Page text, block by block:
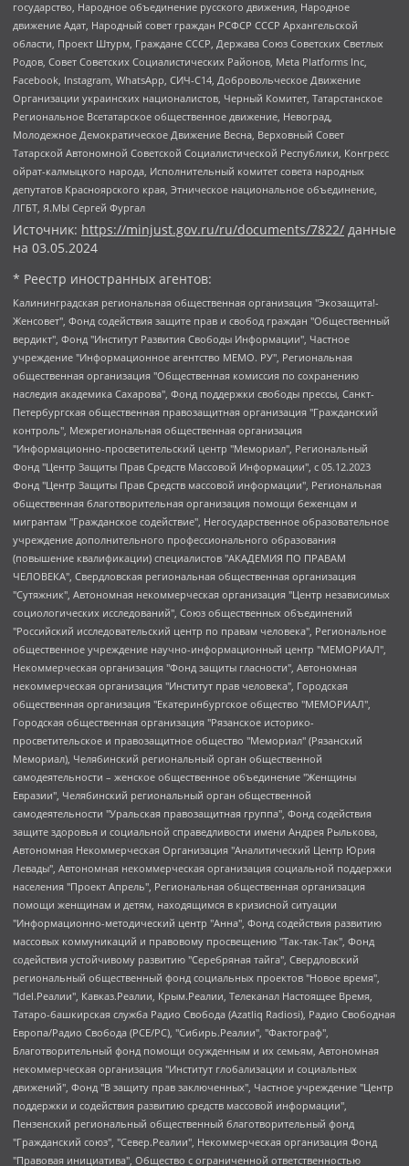
государство, Народное объединение русского движения, Народное
движение Адат, Народный совет граждан РСФСР СССР Архангельской
области, Проект Штурм, Граждане СССР, Держава Союз Советских Светлых
Родов, Совет Советских Социалистических Районов, Meta Platforms Inc,
Facebook, Instagram, WhatsApp, СИЧ-С14, Добровольческое Движение
Организации украинских националистов, Черный Комитет, Татарстанское
Региональное Всетатарское общественное движение, Невоград,
Молодежное Демократическое Движение Весна, Верховный Совет
Татарской Автономной Советской Социалистической Республики, Конгресс
ойрат-калмыцкого народа, Исполнительный комитет совета народных
депутатов Красноярского края, Этническое национальное объединение,
ЛГБТ, Я.МЫ Сергей Фургал
Источник: https://minjust.gov.ru/ru/documents/7822/ данные
на 03.05.2024
* Реестр иностранных агентов:
Калининградская региональная общественная организация "Экозащита!-Женсовет", Фонд содействия защите прав и свобод граждан "Общественный вердикт", Фонд "Институт Развития Свободы Информации", Частное учреждение "Информационное агентство МЕМО. РУ", Региональная общественная организация "Общественная комиссия по сохранению наследия академика Сахарова", Фонд поддержки свободы прессы, Санкт-Петербургская общественная правозащитная организация "Гражданский контроль", Межрегиональная общественная организация "Информационно-просветительский центр "Мемориал", Региональный Фонд "Центр Защиты Прав Средств Массовой Информации", с 05.12.2023 Фонд "Центр Защиты Прав Средств массовой информации", Региональная общественная благотворительная организация помощи беженцам и мигрантам "Гражданское содействие", Негосударственное образовательное учреждение дополнительного профессионального образования (повышение квалификации) специалистов "АКАДЕМИЯ ПО ПРАВАМ ЧЕЛОВЕКА", Свердловская региональная общественная организация "Сутяжник", Автономная некоммерческая организация "Центр независимых социологических исследований", Союз общественных объединений "Российский исследовательский центр по правам человека", Региональное общественное учреждение научно-информационный центр "МЕМОРИАЛ", Некоммерческая организация "Фонд защиты гласности", Автономная некоммерческая организация "Институт прав человека", Городская общественная организация "Екатеринбургское общество "МЕМОРИАЛ", Городская общественная организация "Рязанское историко-просветительское и правозащитное общество "Мемориал" (Рязанский Мемориал), Челябинский региональный орган общественной самодеятельности – женское общественное объединение "Женщины Евразии", Челябинский региональный орган общественной самодеятельности "Уральская правозащитная группа", Фонд содействия защите здоровья и социальной справедливости имени Андрея Рылькова, Автономная Некоммерческая Организация "Аналитический Центр Юрия Левады", Автономная некоммерческая организация социальной поддержки населения "Проект Апрель", Региональная общественная организация помощи женщинам и детям, находящимся в кризисной ситуации "Информационно-методический центр "Анна", Фонд содействия развитию массовых коммуникаций и правовому просвещению "Так-так-Так", Фонд содействия устойчивому развитию "Серебряная тайга", Свердловский региональный общественный фонд социальных проектов "Новое время", "Idel.Реалии", Кавказ.Реалии, Крым.Реалии, Телеканал Настоящее Время, Татаро-башкирская служба Радио Свобода (Azatliq Radiosi), Радио Свободная Европа/Радио Свобода (PCE/PC), "Сибирь.Реалии", "Фактограф", Благотворительный фонд помощи осужденным и их семьям, Автономная некоммерческая организация "Институт глобализации и социальных движений", Фонд "В защиту прав заключенных", Частное учреждение "Центр поддержки и содействия развитию средств массовой информации", Пензенский региональный общественный благотворительный фонд "Гражданский союз", "Север.Реалии", Некоммерческая организация Фонд "Правовая инициатива", Общество с ограниченной ответственностью "Радио Свободная Европа/Радио Свобода", Чешское информационное агентство "MEDIUM-ORIENT", Красноярская региональная общественная организация "Мы против СПИДа", Камалягин Денис Николаевич, Маркелов Сергей Евгеньевич, Пономарев Лев Александрович, Савицкая Людмила Алексеевна, Автономная некоммерческая организация "Центр по работе с проблемой насилия "НАСИЛИЮ.НЕТ", Межрегиональный профессиональный союз работников здравоохранения "Альянс врачей", Юридическое лицо, зарегистрированное в Латвийской Республике, SIA "Medusa Project" (регистрационный номер 40103797863, дата регистрации 10.06.2014), Некоммерческая организация "Фонд по борьбе с коррупцией", Автономная некоммерческая организация "Институт права и публичной политики", Баданин Роман Сергеевич, Гликин Максим Александрович, Железнова Мария Михайловна, Лукьянова Юлия Сергеевна, Маетная Елизавета Витальевна, Маняхин Петр Борисович, Чуракова Ольга Владимировна, Ярош Юлия Петровна, Юридическое лицо "The Insider SIA", зарегистрированное в Риге, Латвийская Республика (дата регистрации 26.06.2015), являющееся администратором доменного имени интернет-издания "The Insider SIA", https://theins.ru, Постернак Алексей Евгеньевич, Рубин Михаил Аркадьевич, Анин Роман Александрович, Юридическое лицо Istories fonds, зарегистрированное в Латвийской Республике (регистрационный номер 50008295751, дата регистрации 24.02.2020), Великовский Дмитрий Александрович, Долинина Ирина Николаевна, Мароховская Алеся Алексеевна, Шлейнов Роман Юрьевич, Шмагун Олеся Валентиновна, Общество с ограниченной ответственностью "Альтаир 2021", Общество с ограниченной ответственностью "Вега 2021", Общество с ограниченной ответственностью "Главный редактор 2021", Общество с ограниченной ответственностью "Ромашки монолит", Важенков Артем Валерьевич, Ивановская областная общественная организация "Центр гендерных исследований", Гурман Юрий Альбертович, Медиапроект "ОВД-Инфо", Егоров Владимир Владимирович, Жилинский Владимир Александрович, Общество с ограниченной ответственностью "ЗП", Иванова София Юрьевна, Карезина Инна Павловна, Кильтау Екатерина Викторовна, Петров Алексей Викторович, Пискунов Сергей Евгеньевич, Смирнов Сергей Сергеевич, Тихонов Михаил Сергеевич, Общество с ограниченной ответственностью "ЖУРНАЛИСТ-ИНОСТРАННЫЙ АГЕНТ", Арапова Галина Юрьевна, Вольтская Татьяна Анатольевна, Американская компания "Mason G.E.S. Anonymous Foundation" (США), являющаяся владельцем интернет-издания https://mnews.world/, Компания "Stichting Bellingcat", зарегистрированная в Нидерландах (дата регистрации 11.07.2018), Захаров Андрей Вячеславович, Клепиковская Екатерина Дмитриевна, Общество с ограниченной ответственностью "МЕМО", Перл Роман Александрович, Симонов Евгений Алексеевич, Соловьева Елена Анатольевна, Сотников Даниил Владимирович, Сурначева Елизавета Дмитриевна, Автономная некоммерческая организация по защите прав человека и информированию населения "Якутия – Наше Мнение", Общество с ограниченной ответственностью "Москоу диджитал медиа", с 26.01.2023 Общество с ограниченной ответственностью "Чайка Белые сады", Ветошкина Валерия Валерьевна, Заговора Максим Александрович, Межрегиональное общественное движение "Российская ЛГБТ - сеть", Оленичев Максим Владимирович, Павлов Иван Юрьевич, Скворцова Елена Сергеевна, Общество с ограниченной ответственностью "Как бы инагент", Кочетков Игорь Викторович, Общество с ограниченной ответственностью "Честные выборы", Еланчик Олег Александрович, Общество с ограниченной ответственностью "Нобелевский призыв", Гималова Регина Эмилевна, Григорьев Андрей Валерьевич, Григорьева Алина Александровна, Ассоциация по содействию защите прав призывников, альтернативнослужащих и военнослужащих "Правозащитная группа "Гражданин.Армия.Право", Хисамова Регина Фаритовна, Автономная некоммерческая организация по реализации социально-правовых программ "Лилит", Дальневосточное общественное движение "Маяк", Санкт-Петербургская ЛГБТ-инициативная группа "Выход", Инициативная группа ЛГБТ+ "Реверс", Алексеев Андрей Викторович, Бекбулатова Таисия Львовна, Беляев Иван Михайлович, Владыкина Елена Сергеевна, Гельман Марат Александрович, Никульшина Вероника Юрьевна, Толоконникова Надежда Андреевна, Шендерович Виктор Анатольевич, Общество с ограниченной ответственностью "Данное сообщение", Общество с ограниченной ответственностью Издательский дом "Новая глава", Айнбиндер Александра Александровна, Московский комьюнити-центр для ЛГБТ+инициатив, Благотворительный фонд развития филантропии, Deutsche Welle (Германия, Kurt-Schumacher-Strasse 3, 53113 Bonn), Борзунова Мария Михайловна, Воробьев Виктор Викторович, Голубева Анна Львовна, Константинова Алла Михайловна, Малкова Ирина Владимировна, Мурадов Мурад Абдулгалимович, Осетинская Елизавета Николаевна, Понасенков Евгений Николаевич, Ганапольский Матвей Юрьевич, Киселев Евгений Алексеевич, Борухович Ирина Григорьевна, Дремин Иван Тимофеевич, Дубровский Дмитрий Викторович, Красноярская региональная общественная организация поддержки и развития альтернативных образовательных технологий и межкультурных коммуникаций "ИНТЕРРА", Маяковская Екатерина Алексеевна, Фейгин Марк Захарович, Филимонов Андрей Викторович, Дзугкоева Регина Николаевна, Доброхотов Роман Александрович, Дудь Юрий Александрович, Елкин Сергей Владимирович, Кругликов Кирилл Игоревич, Сабунаева Мария Леонидовна, Семенов Алексей Владимирович, Шаинян Карен Багратович, Шульман Екатерина Михайловна, Асафьев Артур Валерьевич, Вахштайн Виктор Семенович, Венедиктов Алексей Алексеевич, Лушникова Екатерина Евгеньевна, Волков Леонид Михайлович, Невзоров Александр Глебович, Пархоменко Сергей Борисович, Сироткин Ярослав Николаевич, Кара-Мурза Владимир Владимирович, Баранова Наталья Владимировна, Гозман Леонид Яковлевич, Кагарлицкий Борис Юльевич, Климарев Михаил Валерьевич, Милов Владимир Станиславович, Автономная некоммерческая организация Краснодарский центр современного искусства "Типография", Моргенштерн Алишер Тагирович, Соболь Любовь Эдуардовна, Общество с ограниченной ответственностью "ЛИЗА НОРМ", Каспаров Гарри Кимович, Ходорковский Михаил Борисович, Общество с ограниченной ответственностью "Апрельские тезисы", Данилович Ирина Брониславовна, Кашин Олег Владимирович, Петров Николай Владимирович, Пивоваров Алексей Владимирович, Соколов Михаил Владимирович, Цветкова Юлия Владимировна, Чичваркин Евгений Александрович, Комитет против пыток/Команда против пыток, Общество с ограниченной ответственностью "Первый научный", Общество с ограниченной ответственностью "Вертолет и ко", Белоцерковская Вероника Борисовна, Кац Максим Евгеньевич, Лазарева Татьяна Юрьевна, Шаведдинов Руслан Табризович, Яшин Илья Валерьевич, Общество с ограниченной ответственностью "Иноагент ААВ", Алешковский Дмитрий Петрович, Альбац Евгения Марковна, Быков Дмитрий Львович, Галямина Юлия Евгеньевна, Лойко Сергей Леонидович, Мартынов Кирилл Константинович, Медведев Сергей Александрович, Крашенинников Федор Геннадиевич, Гордеева Катерина Вл